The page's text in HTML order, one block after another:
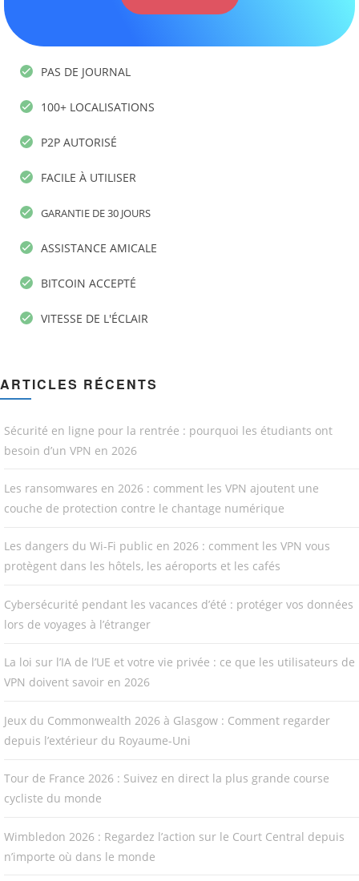
PAS DE JOURNAL
100+ LOCALISATIONS
P2P AUTORISÉ
FACILE À UTILISER
GARANTIE DE 30 JOURS
ASSISTANCE AMICALE
BITCOIN ACCEPTÉ
VITESSE DE L'ÉCLAIR
ARTICLES RÉCENTS
Sécurité en ligne pour la rentrée : pourquoi les étudiants ont
besoin d’un VPN en 2026
Les ransomwares en 2026 : comment les VPN ajoutent une
couche de protection contre le chantage numérique
Les dangers du Wi-Fi public en 2026 : comment les VPN vous
protègent dans les hôtels, les aéroports et les cafés
Cybersécurité pendant les vacances d’été : protéger vos données
lors de voyages à l’étranger
La loi sur l’IA de l’UE et votre vie privée : ce que les utilisateurs de
VPN doivent savoir en 2026
Jeux du Commonwealth 2026 à Glasgow : Comment regarder
depuis l’extérieur du Royaume-Uni
Tour de France 2026 : Suivez en direct la plus grande course
cycliste du monde
Wimbledon 2026 : Regardez l’action sur le Court Central depuis
n’importe où dans le monde